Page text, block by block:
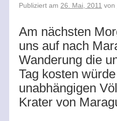
Publiziert am 26. Mai, 2011 von
Am nächsten
uns auf nach
Wanderung die
Tag kosten
unabhängigen
Krater von